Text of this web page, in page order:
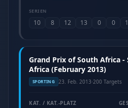
SERIEN
10 8 12 13 0 0
Grand Prix of South Africa
Africa (February 2013)
SPORTING 23. Feb. 2013·200 Targets
KAT. / KAT.-PLATZ